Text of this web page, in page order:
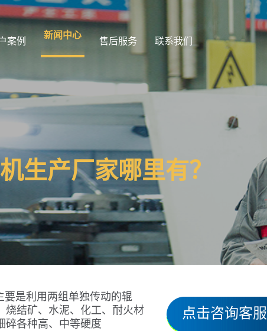
案例
新闻中心
售后服务 联系我们
生产厂家哪里有？
是利用两组单独传动的辊
烧结矿、水泥、化工、耐火材
碎各种高、中等硬度
点击咨询客服